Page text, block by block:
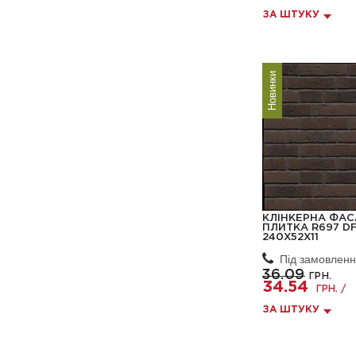
ЗА ШТУКУ
Новинки
КЛІНКЕРНА
ПЛИТКА R697
240X52X11
Під
36.09 ГРН.
34.54 ГРН. /
ЗА ШТУКУ